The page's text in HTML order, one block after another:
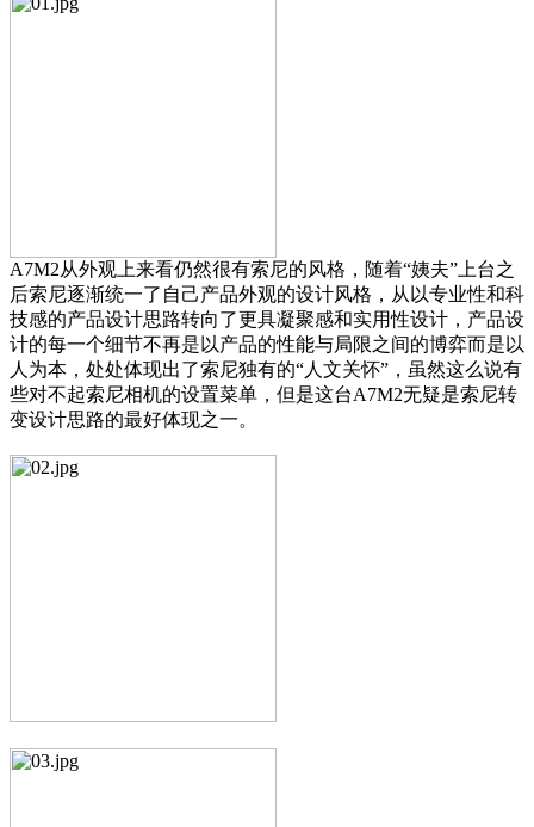
A7M2从外观上来看仍然很有索尼的风格，随着“姨夫”上台之
后索尼逐渐统一了自己产品外观的设计风格，从以专业性和科
技感的产品设计思路转向了更具凝聚感和实用性设计，产品设
计的每一个细节不再是以产品的性能与局限之间的博弈而是以
人为本，处处体现出了索尼独有的“人文关怀”，虽然这么说有
些对不起索尼相机的设置菜单，但是这台A7M2无疑是索尼转
变设计思路的最好体现之一。